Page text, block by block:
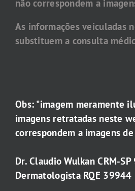
não correspondem a
As informações veiculadas
substituem a consulta
Obs: *imagem meramente
imagens retratadas neste
correspondem a imagens
Dr. Claudio Wulkan CRM-
Dermatologista RQE 39944